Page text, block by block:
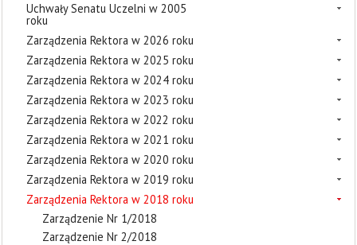
Uchwały Senatu Uczelni w 2005
roku
Zarządzenia Rektora w 2026 roku
Zarządzenia Rektora w 2025 roku
Zarządzenia Rektora w 2024 roku
Zarządzenia Rektora w 2023 roku
Zarządzenia Rektora w 2022 roku
Zarządzenia Rektora w 2021 roku
Zarządzenia Rektora w 2020 roku
Zarządzenia Rektora w 2019 roku
Zarządzenia Rektora w 2018 roku
Zarządzenie Nr 1/2018
Zarządzenie Nr 2/2018